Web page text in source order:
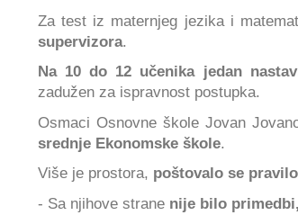
Za test iz maternjeg jezika i
supervizora.
Na 10 do 12 učenika jedan
zadužen za ispravnost postupka.
Osmaci Osnovne škole Jovan
srednje Ekonomske škole.
Više je prostora, poštovalo se
- Sa njihove strane nije bilo primedbi,